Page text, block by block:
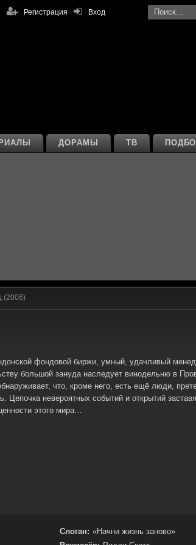
Вход
Регистрация
ТВ
ДОРАМЫ
(2006)
фондовой биржи, умный, удачливый
большой зануда наследует винодельню в
что, кроме него, есть ещё люди,
Цепочка невероятных событий и открытий
этого мира…
Слоган: «Начни жизнь заново»